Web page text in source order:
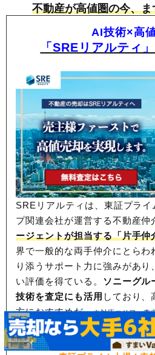
不動産が高値圏の今、
AI技術×高
「SREリアルティ
SREリアルティは、東証プラ
プ関連会社が運営する不動産仲
ージェントが担当する「片手仲
界で一般的な両手仲介にとらわ
り添うサポート力に強みがあ
い評価を得ている。 ソニーグル
技術を査定にも活用 しており、
方におすすめだ。※対応エリア：東
県、大阪府、兵庫県、京都府